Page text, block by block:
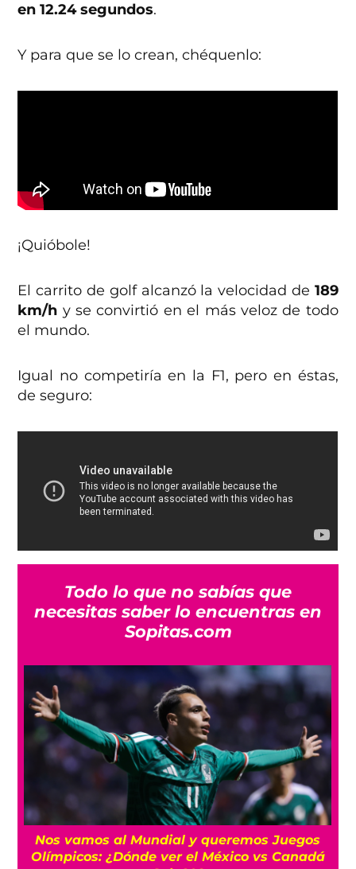
en 12.24 segundos.
Y para que se lo crean, chéquenlo:
¡Quióbole!
El carrito de golf alcanzó la velocidad de 189
km/h y se convirtió en el más veloz de todo
el mundo.
Igual no competiría en la F1, pero en éstas,
de seguro:
Todo lo que no sabías que
necesitas saber lo encuentras en
Sopitas.com
Nos vamos al Mundial y queremos Juegos
Olímpicos: ¿Dónde ver el México vs Canadá